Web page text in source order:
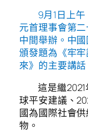
9月1日上
元首理事會第
中間舉辦。中
頒發題為《牢
來》的主要講
這是繼
球平安建議、
國為國際社會
物。